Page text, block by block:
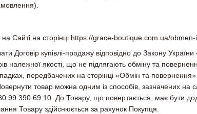
Сайті на сторінці https://grace-boutique.com.ua/
Договір купівлі-продажу відповідно до Закону
належної якості, що не підлягають обміну та
передбачених на сторінці «Обмін та повернення»
товар можна одним із способів, зазначених на
390 69 10. До Товару, що повертається, має бути
Товару здійснюється за рахунок Покупця.